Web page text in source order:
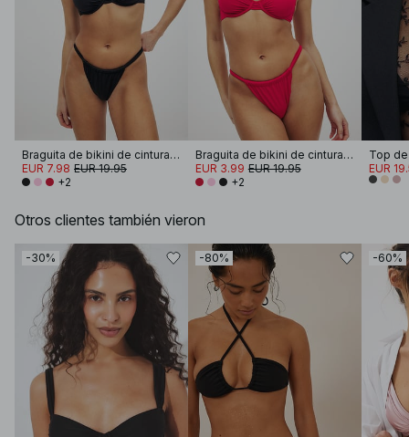
Braguita de bikini de cintura alta drapeada y brillante
EUR 7.98 EUR 19.95
+2
Braguita de bikini de cintura alta drapeada y brillante
EUR 3.99 EUR 19.95
+2
EUR
Otros clientes también vieron
-30% -80% -60%